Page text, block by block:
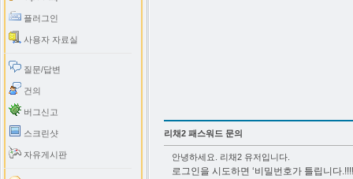
플러그인
사용자 자료실
질문/답변
건의
버그신고
스크린샷
자유게시판
리채2 패스워드 문의
안녕하세요. 리채2 유저입니다.
로그인을 시도하면 ‘비밀번호가 틀립니다